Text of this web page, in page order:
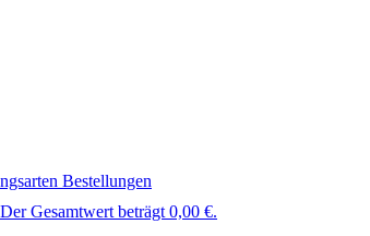
Bestellungen
Gesamtwert beträgt 0,00 €.